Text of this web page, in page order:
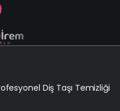
Diş Taşı Temizliği